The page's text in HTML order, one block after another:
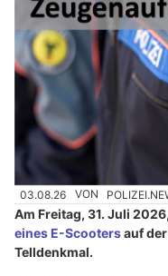
03.08.26 VON
Am Freitag, 31. Juli
eines E-Scootersauf
Telldenkmal.